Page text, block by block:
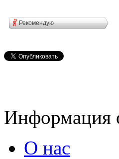
Рекомендую
Информация
О нас